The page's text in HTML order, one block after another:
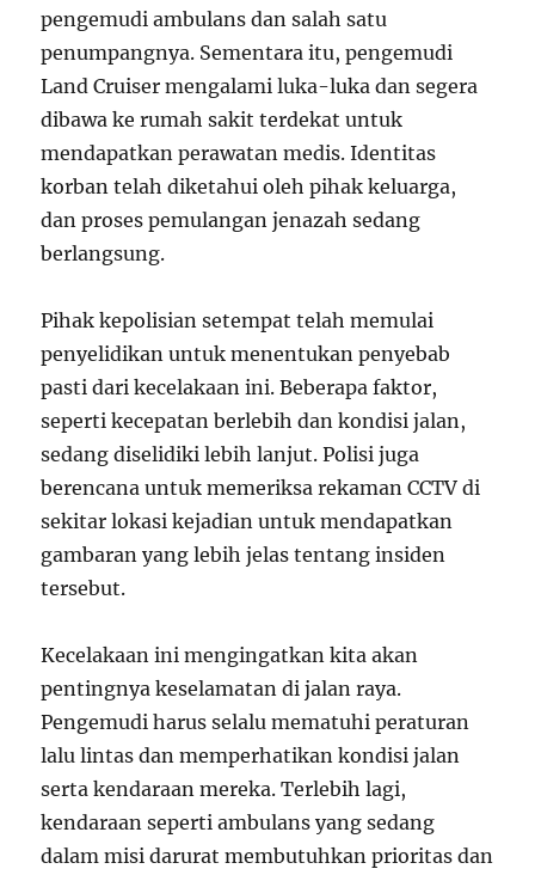
pengemudi ambulans dan salah satu
penumpangnya. Sementara itu, pengemudi
Land Cruiser mengalami luka-luka dan segera
dibawa ke rumah sakit terdekat untuk
mendapatkan perawatan medis. Identitas
korban telah diketahui oleh pihak keluarga,
dan proses pemulangan jenazah sedang
berlangsung.
Pihak kepolisian setempat telah memulai
penyelidikan untuk menentukan penyebab
pasti dari kecelakaan ini. Beberapa faktor,
seperti kecepatan berlebih dan kondisi jalan,
sedang diselidiki lebih lanjut. Polisi juga
berencana untuk memeriksa rekaman CCTV di
sekitar lokasi kejadian untuk mendapatkan
gambaran yang lebih jelas tentang insiden
tersebut.
Kecelakaan ini mengingatkan kita akan
pentingnya keselamatan di jalan raya.
Pengemudi harus selalu mematuhi peraturan
lalu lintas dan memperhatikan kondisi jalan
serta kendaraan mereka. Terlebih lagi,
kendaraan seperti ambulans yang sedang
dalam misi darurat membutuhkan prioritas dan